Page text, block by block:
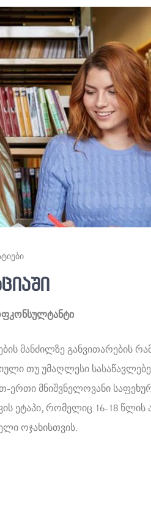
მანძილზე განვითარების
თუ უმაღლესი
ერთი მნიშვნელოვანი
ეტაპი, რომელიც 16-18 წლის
ოჯახისთვის.